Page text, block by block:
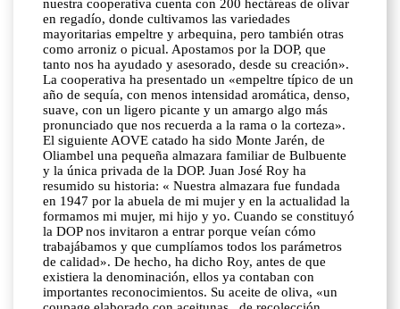
nuestra cooperativa cuenta con 200 hectáreas de olivar
en regadío, donde cultivamos las variedades
mayoritarias empeltre y arbequina, pero también otras
como arroniz o picual. Apostamos por la DOP, que
tanto nos ha ayudado y asesorado, desde su creación».
La cooperativa ha presentado un «empeltre típico de un
año de sequía, con menos intensidad aromática, denso,
suave, con un ligero picante y un amargo algo más
pronunciado que nos recuerda a la rama o la corteza».
El siguiente AOVE catado ha sido Monte Jarén, de
Oliambel una pequeña almazara familiar de Bulbuente
y la única privada de la DOP. Juan José Roy ha
resumido su historia: « Nuestra almazara fue fundada
en 1947 por la abuela de mi mujer y en la actualidad la
formamos mi mujer, mi hijo y yo. Cuando se constituyó
la DOP nos invitaron a entrar porque veían cómo
trabajábamos y que cumplíamos todos los parámetros
de calidad». De hecho, ha dicho Roy, antes de que
existiera la denominación, ellos ya contaban con
importantes reconocimientos. Su aceite de oliva, «un